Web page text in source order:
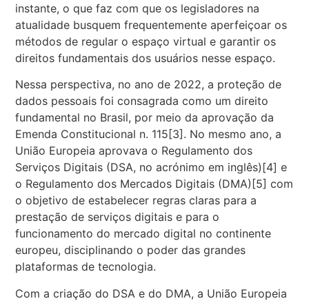
instante, o que faz com que os legisladores na
atualidade busquem frequentemente aperfeiçoar os
métodos de regular o espaço virtual e garantir os
direitos fundamentais dos usuários nesse espaço.
Nessa perspectiva, no ano de 2022, a proteção de
dados pessoais foi consagrada como um direito
fundamental no Brasil, por meio da aprovação da
Emenda Constitucional n. 115 [3] . No mesmo ano, a
União Europeia aprovava o Regulamento dos
Serviços Digitais (DSA, no acrónimo em inglês) [4]e
o Regulamento dos Mercados Digitais (DMA) [5] com
o objetivo de estabelecer regras claras para a
prestação de serviços digitais e para o
funcionamento do mercado digital no continente
europeu, disciplinando o poder das grandes
plataformas de tecnologia.
Com a criação do DSA e do DMA, a União Europeia